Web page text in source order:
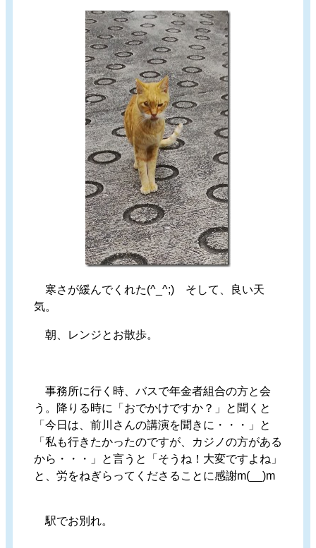
寒さが緩んでくれた(^_^;) そして、良い天
気。
朝、レンジとお散歩。
事務所に行く時、バスで年金者組合の方と会
う。降りる時に「おでかけですか？」と聞くと
「今日は、前川さんの講演を聞きに・・・」と
「私も行きたかったのですが、カジノの方がある
から・・・」と言うと「そうね！大変ですよね」
と、労をねぎらってくださることに感謝m(__)m
駅でお別れ。